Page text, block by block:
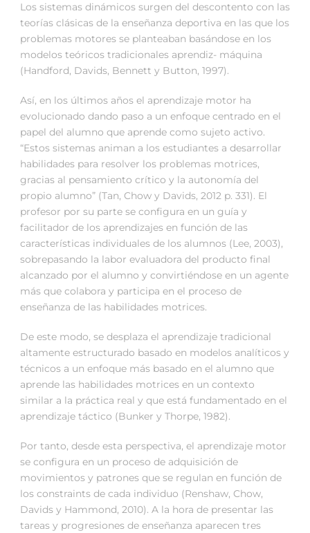
Los sistemas dinámicos surgen del descontento con las
teorías clásicas de la enseñanza deportiva en las que los
problemas motores se planteaban basándose en los
modelos teóricos tradicionales aprendiz- máquina
(Handford, Davids, Bennett y Button, 1997).
Así, en los últimos años el aprendizaje motor ha
evolucionado dando paso a un enfoque centrado en el
papel del alumno que aprende como sujeto activo.
“Estos sistemas animan a los estudiantes a desarrollar
habilidades para resolver los problemas motrices,
gracias al pensamiento crítico y la autonomía del
propio alumno” (Tan, Chow y Davids, 2012 p. 331). El
profesor por su parte se configura en un guía y
facilitador de los aprendizajes en función de las
características individuales de los alumnos (Lee, 2003),
sobrepasando la labor evaluadora del producto final
alcanzado por el alumno y convirtiéndose en un agente
más que colabora y participa en el proceso de
enseñanza de las habilidades motrices.
De este modo, se desplaza el aprendizaje tradicional
altamente estructurado basado en modelos analíticos y
técnicos a un enfoque más basado en el alumno que
aprende las habilidades motrices en un contexto
similar a la práctica real y que está fundamentado en el
aprendizaje táctico (Bunker y Thorpe, 1982).
Por tanto, desde esta perspectiva, el aprendizaje motor
se configura en un proceso de adquisición de
movimientos y patrones que se regulan en función de
los constraints de cada individuo (Renshaw, Chow,
Davids y Hammond, 2010). A la hora de presentar las
tareas y progresiones de enseñanza aparecen tres